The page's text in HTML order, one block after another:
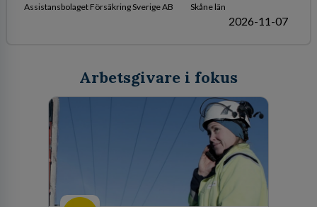
Assistansbolaget Försäkring Sverige AB Skåne län
2026-11-07
Arbetsgivare i fokus